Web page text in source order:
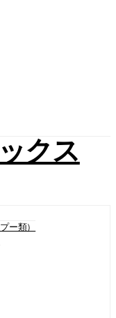
クス
ー類）
を知って
メント。